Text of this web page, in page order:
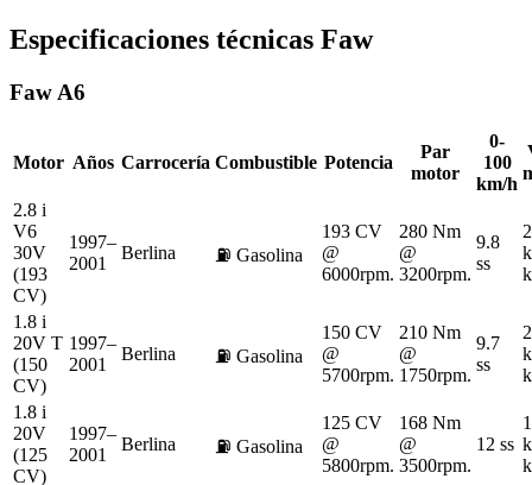
Especificaciones técnicas Faw
Faw A6
Motor Años Carrocería Combustible Potencia
Par
motor
0-
100
km/h
2.8 i
V6
30V
(193
CV)
1997–
2001
Berlina ⛽ Gasolina
193 CV
@
6000rpm.
280 Nm
@
3200rpm.
9.8
ss
1.8 i
20V T
(150
CV)
1997–
2001
Berlina ⛽ Gasolina
150 CV
@
5700rpm.
210 Nm
@
1750rpm.
9.7
ss
1.8 i
20V
(125
CV)
1997–
2001
Berlina ⛽ Gasolina
125 CV
@
5800rpm.
168 Nm
@
3500rpm.
12 ss